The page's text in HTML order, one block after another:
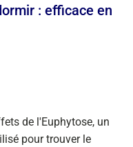
de l'Euphytose, un
pour trouver le